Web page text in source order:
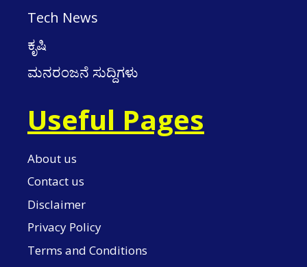
Tech News
ಕೃಷಿ
ಮನರಂಜನೆ ಸುದ್ದಿಗಳು
Useful Pages
About us
Contact us
Disclaimer
Privacy Policy
Terms and Conditions